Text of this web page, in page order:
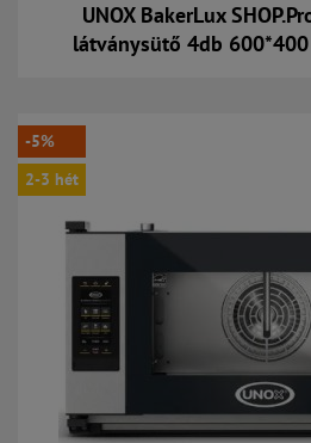
UNOX BakerLux
látványsütő 4db
Kosárba
-5%
2-3 hét